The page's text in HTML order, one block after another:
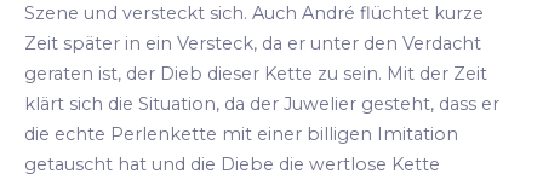
Szene und versteckt sich. Auch André flüchtet kurze
Zeit später in ein Versteck, da er unter den Verdacht
geraten ist, der Dieb dieser Kette zu sein. Mit der Zeit
klärt sich die Situation, da der Juwelier gesteht, dass er
die echte Perlenkette mit einer billigen Imitation
getauscht hat und die Diebe die wertlose Kette